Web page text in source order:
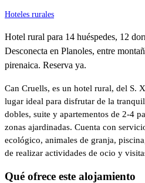
Hoteles rurales
Hotel rural para 14 huéspedes, 12
Desconecta en Planoles, entre
pirenaica. Reserva ya.
Can Cruells, es un hotel rural, del S.
lugar ideal para disfrutar de la
dobles, suite y apartementos de 2-4
zonas ajardinadas. Cuenta con
ecológico, animales de granja,
de realizar actividades de ocio y
Qué ofrece este alojamiento